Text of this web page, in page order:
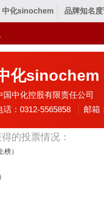
中化sinochem 品牌知名
化sinochem
国中化控股有限责任公司
话：0312-5565858
邮箱
的投票情况：
榜）